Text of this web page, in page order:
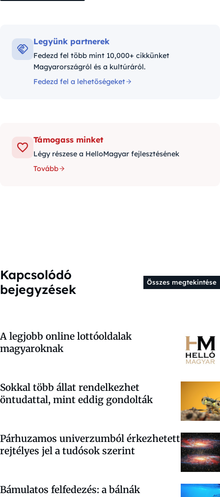
Legyünk partnerek
Fedezd fel több mint 10,000+ cikkünket
Magyarországról és a kultúráról.
Fedezd fel a lehetőségeket
Támogass minket
Légy részese a HelloMagyar fejlesztésének
Tovább
Kapcsolódó
bejegyzések
Összes megtekintése
A legjobb online lottóoldalak
magyaroknak
Sokkal több állat rendelkezhet
öntudattal, mint eddig gondolták
Párhuzamos univerzumból érkezhetett
rejtélyes jel a tudósok szerint
Bámulatos felfedezés: a bálnák